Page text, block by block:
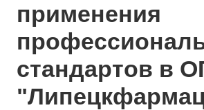
применения
стандартов в